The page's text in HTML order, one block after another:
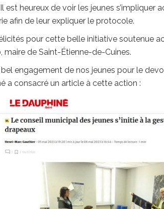
est heureux de voir les jeunes s’impliquer
afin de leur expliquer le protocole.
pour cette belle initiative soutenue
maire de Saint-Étienne-de-Cuines.
engagement de nos jeunes pour le
a consacré un article à cette action :